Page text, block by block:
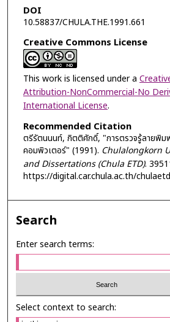
DOI
10.58837/CHULA.THE.1991.661
Creative Commons License
This work is licensed under a
Attribution-NonCommercial-No
International License.
Recommended Citation
ตรีรัตนนนท์, กิตติศักดิ์, "การตรวจรู้ลายพิม
คอมพิวเตอร์" (1991). Chulalongkorn
and Dissertations (Chula ETD).
https://digital.car.chula.ac.th/
Search
Enter search terms:
Select context to search: